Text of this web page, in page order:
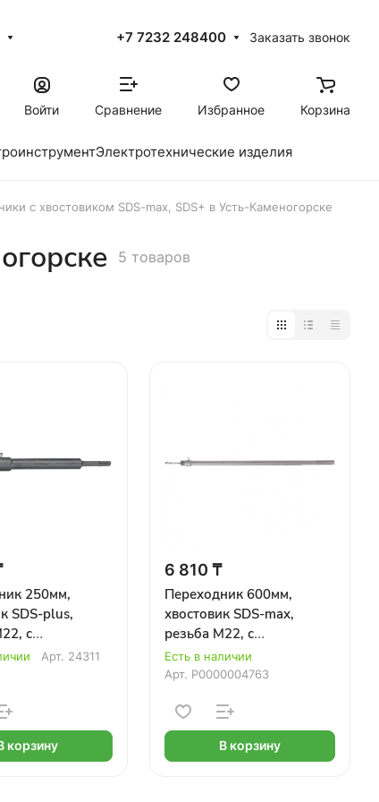
+7 7232 248400 Заказать звонок
Войти
Сравнение Избранное Корзина
Электротехнические изделия
с хвостовиком SDS-max, SDS+ в Усть-Каменогорске
5 товаров
250мм,
SDS-plus,
с
сверлом
Арт. 24311
корзину
6 810 ₸
Переходник 600мм,
хвостовик SDS-max,
резьба M22, с
центрирующим сверлом
MATRIX
Есть в наличии
Арт. Р0000004763
В корзину